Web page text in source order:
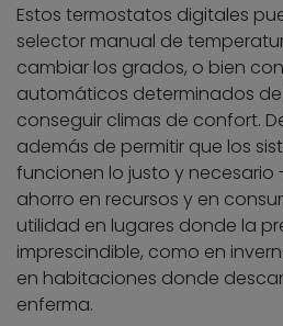
Estos termostatos digitales
selector manual de
cambiar los grados, o bien
automáticos determinados
conseguir climas de confort.
además de permitir que los
funcionen lo justo y
ahorro en recursos y en
utilidad en lugares donde la
imprescindible, como en
en habitaciones donde
enferma.